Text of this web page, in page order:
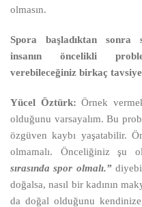
olmasın.
Spora başladıktan sonra
insanın öncelikli
verebileceğiniz birkaç
Yücel Öztürk: Örnek
olduğunu varsayalım. Bu
özgüven kaybı yaşatabilir.
olmamalı. Önceliğiniz şu
sırasında spor olmalı.”
doğalsa, nasıl bir kadının
da doğal olduğunu kendinize